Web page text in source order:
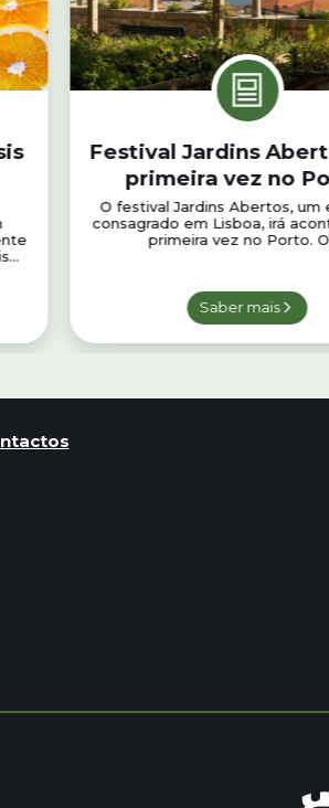
Festival Jardins
primeira vez no
O festival Jardins Abertos, um
consagrado em Lisboa, irá
primeira vez no Porto.
Saber mais